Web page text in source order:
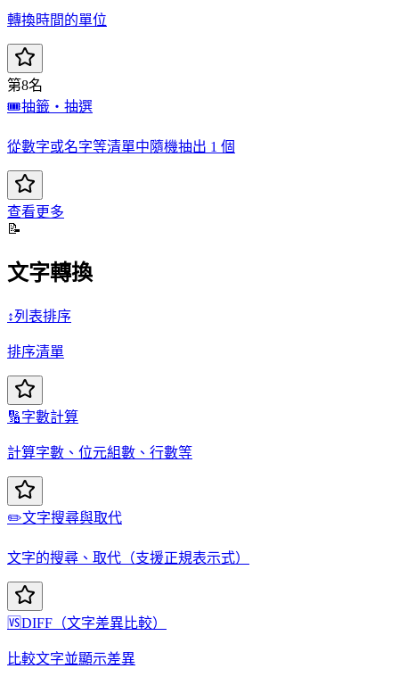
轉換時間的單位
第8名
🎟️抽籤・抽選
從數字或名字等清單中隨機抽出 1 個
查看更多
📝
文字轉換
↕️列表排序
排序清單
🔢字數計算
計算字數、位元組數、行數等
✏️文字搜尋與取代
文字的搜尋、取代（支援正規表示式）
🆚DIFF（文字差異比較）
比較文字並顯示差異